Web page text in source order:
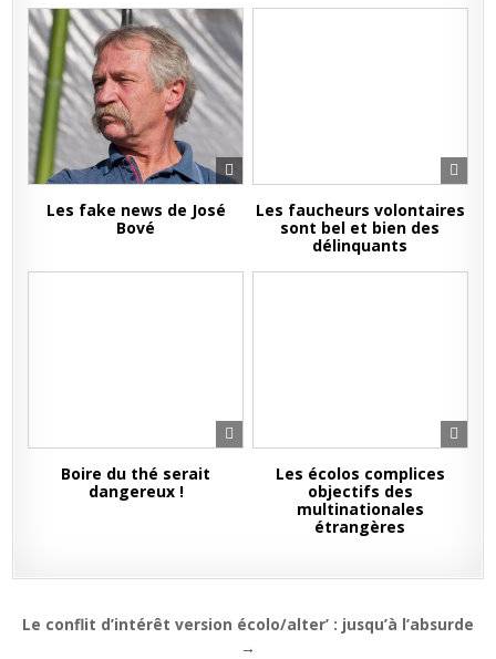
Les fake news de José
Bové
Les faucheurs volontaires
sont bel et bien des
délinquants
Boire du thé serait
dangereux !
Les écolos complices
objectifs des
multinationales
étrangères
Navigation
Le conflit d’intérêt version écolo/alter’ : jusqu’à l’absurde
→